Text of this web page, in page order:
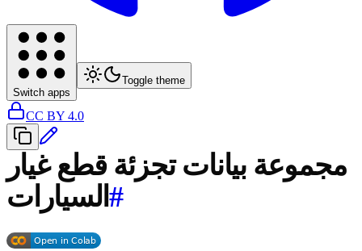
Switch apps
Toggle theme
CC BY 4.0
مجموعة بيانات تجزئة قطع غيار
السيارات#